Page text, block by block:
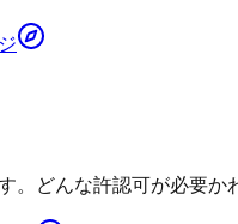
。どんな許認可が必要